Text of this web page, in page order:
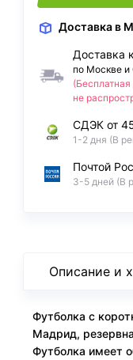
Доставка в
Доставка
по Москве и
не
СДЭК от
1-2 дня (В
Почтой
3-5 дней (В
Описание и
Футболка с
Мадрид,
Футболка имеет